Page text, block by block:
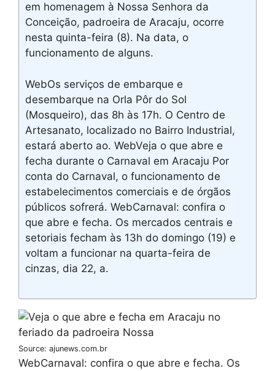
em homenagem à Nossa Senhora da
Conceição, padroeira de Aracaju, ocorre
nesta quinta-feira (8). Na data, o
funcionamento de alguns.
WebOs serviços de embarque e
desembarque na Orla Pôr do Sol
(Mosqueiro), das 8h às 17h. O Centro de
Artesanato, localizado no Bairro Industrial,
estará aberto ao. WebVeja o que abre e
fecha durante o Carnaval em Aracaju Por
conta do Carnaval, o funcionamento de
estabelecimentos comerciais e de órgãos
públicos sofrerá. WebCarnaval: confira o
que abre e fecha. Os mercados centrais e
setoriais fecham às 13h do domingo (19) e
voltam a funcionar na quarta-feira de
cinzas, dia 22, a.
Source: ajunews.com.br
WebCarnaval: confira o que abre e fecha. Os